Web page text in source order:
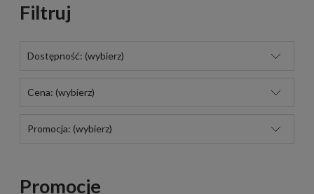
Filtruj
Dostępność: (wybierz)
Cena: (wybierz)
Promocja: (wybierz)
Promocje